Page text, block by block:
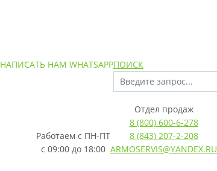
НАПИСАТЬ НАМ WHATSAPPПОИСК
Работаем с ПН-ПТ
с 09:00 до 18:00
Отдел продаж
8 (800) 600-6-278
8 (843) 207-2-208
ARMOSERVIS@YANDEX.RU